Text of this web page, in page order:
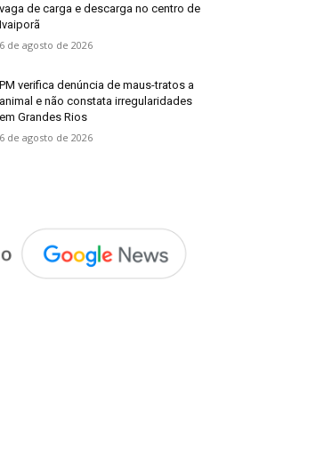
vaga de carga e descarga no centro de
Ivaiporã
6 de agosto de 2026
PM verifica denúncia de maus-tratos a
animal e não constata irregularidades
em Grandes Rios
6 de agosto de 2026